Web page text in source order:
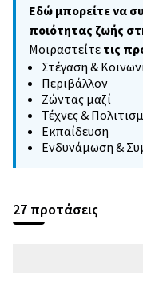
Εδώ μπορείτε να
ποιότητας ζωής
Μοιραστείτε τις
Στέγαση &
Περιβάλλον
Ζώντας μαζί
Τέχνες &
Εκπαίδευση
Ενδυνάμωση &
27 προτάσεις